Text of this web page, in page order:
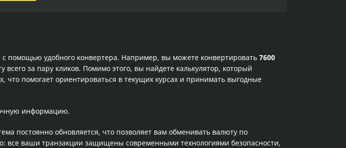
помощью удобного конвертера. Например, вы можете конвертировать 7600
за пару кликов. Помимо этого, вы найдете калькулятор, который
что помогает ориентироваться в текущих курсах и принимать выгодные
информацию.
постоянно обновляется, что позволяет вам обменивать валюту по
все ваши транзакции защищены современными технологиями безопасности,